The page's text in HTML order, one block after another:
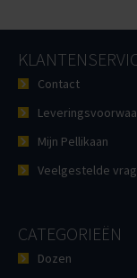
Contact
Mijn Pellikaan
Veelgestelde
CATEGORIEËN
Dozen